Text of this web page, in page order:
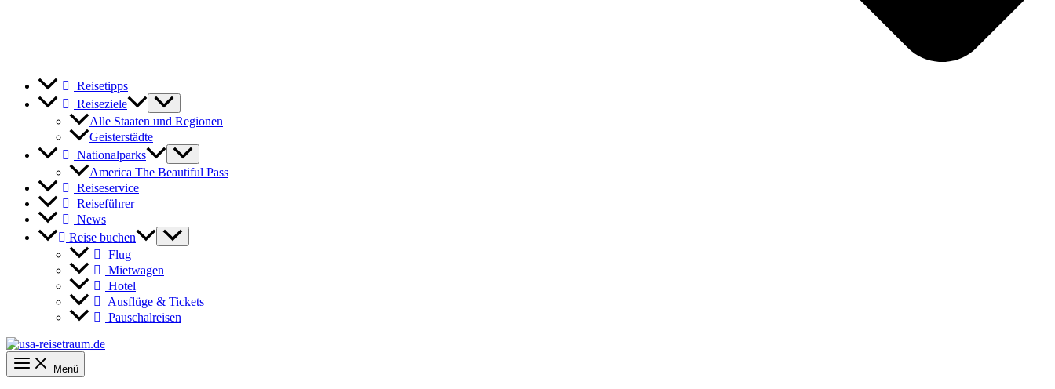
Reisetipps
Reiseziele
Alle Staaten und Regionen
Geisterstädte
Nationalparks
America The Beautiful Pass
Reiseservice
Reiseführer
News
Reise buchen
Flug
Mietwagen
Hotel
Ausflüge & Tickets
Pauschalreisen
Menü